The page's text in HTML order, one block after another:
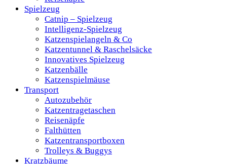
Spielzeug
Catnip – Spielzeug
Intelligenz-Spielzeug
Katzenspielangeln & Co
Katzentunnel & Raschelsäcke
Innovatives Spielzeug
Katzenbälle
Katzenspielmäuse
Transport
Autozubehör
Katzentragetaschen
Reisenäpfe
Falthütten
Katzentransportboxen
Trolleys & Buggys
Kratzbäume